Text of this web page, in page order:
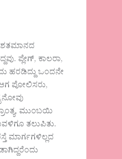
ಪ್ಲೇಗ್, ಕಾಲರಾ,
ಹರಡಿದ್ದು ಒಂದನೇ
ಪೋಲಿಸರು,
ಮುಂಬಯಿ
ತಲುಪಿತು.
ಮಾರ್ಗಗಳಿಲ್ಲದ